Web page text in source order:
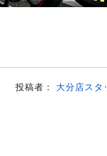
投稿者： 大分店スタ